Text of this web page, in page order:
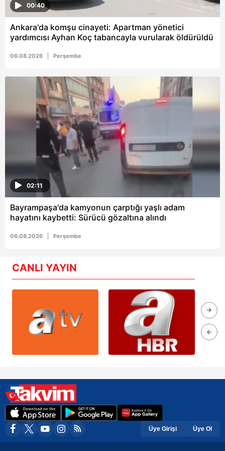
00:40
Ankara'da komşu cinayeti: Apartman yönetici
yardımcısı Ayhan Koç tabancayla vurularak öldürüldü
06.08.2026 Perşembe
02:11
Bayrampaşa'da kamyonun çarptığı yaşlı adam
hayatını kaybetti: Sürücü gözaltına alındı
06.08.2026 Perşembe
CANLI YAYIN
Üye Girişi Üye Ol